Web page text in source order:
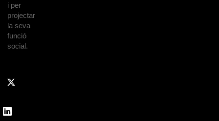
i per
projectar
la seva
funció
social.